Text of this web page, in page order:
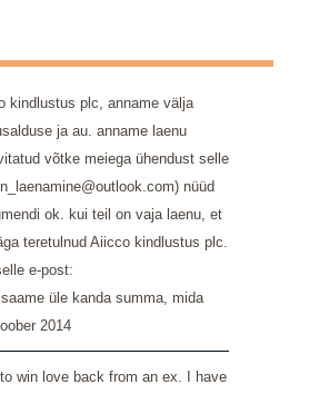
kindlustus plc, anname välja
ja au. anname laenu
võtke meiega ühendust selle
nüüd
ok. kui teil on vaja laenu, et
teretulnud Aiicco kindlustus plc.
e-post:
üle kanda summa, mida
2014
win love back from an ex. I have